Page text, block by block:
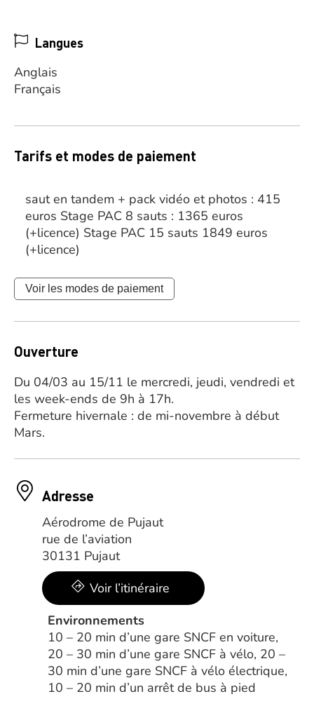
Langues
Anglais
Français
Tarifs et modes de paiement
saut en tandem + pack vidéo et photos : 415
euros Stage PAC 8 sauts : 1365 euros
(+licence) Stage PAC 15 sauts 1849 euros
(+licence)
Voir les modes de paiement
Ouverture
Du 04/03 au 15/11 le mercredi, jeudi, vendredi et
les week-ends de 9h à 17h.
Fermeture hivernale : de mi-novembre à début
Mars.
Adresse
Aérodrome de Pujaut
rue de l’aviation
30131 Pujaut
Voir l’itinéraire
Environnements
10 – 20 min d’une gare SNCF en voiture,
20 – 30 min d’une gare SNCF à vélo, 20 –
30 min d’une gare SNCF à vélo électrique,
10 – 20 min d’un arrêt de bus à pied